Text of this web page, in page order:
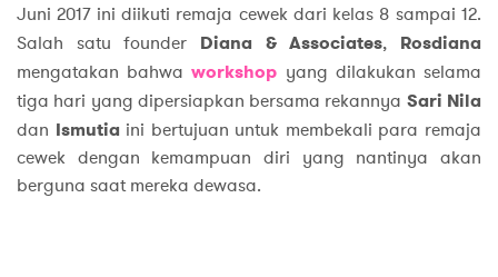
Juni 2017 ini diikuti remaja cewek dari kelas 8 sampai 12.
Salah satu founder Diana & Associates, Rosdiana
mengatakan bahwaworkshop yang dilakukan selama
tiga hari yang dipersiapkan bersama rekannya Sari Nila
dan Ismutia ini bertujuan untuk membekali para remaja
cewek dengan kemampuan diri yang nantinya akan
berguna saat mereka dewasa.